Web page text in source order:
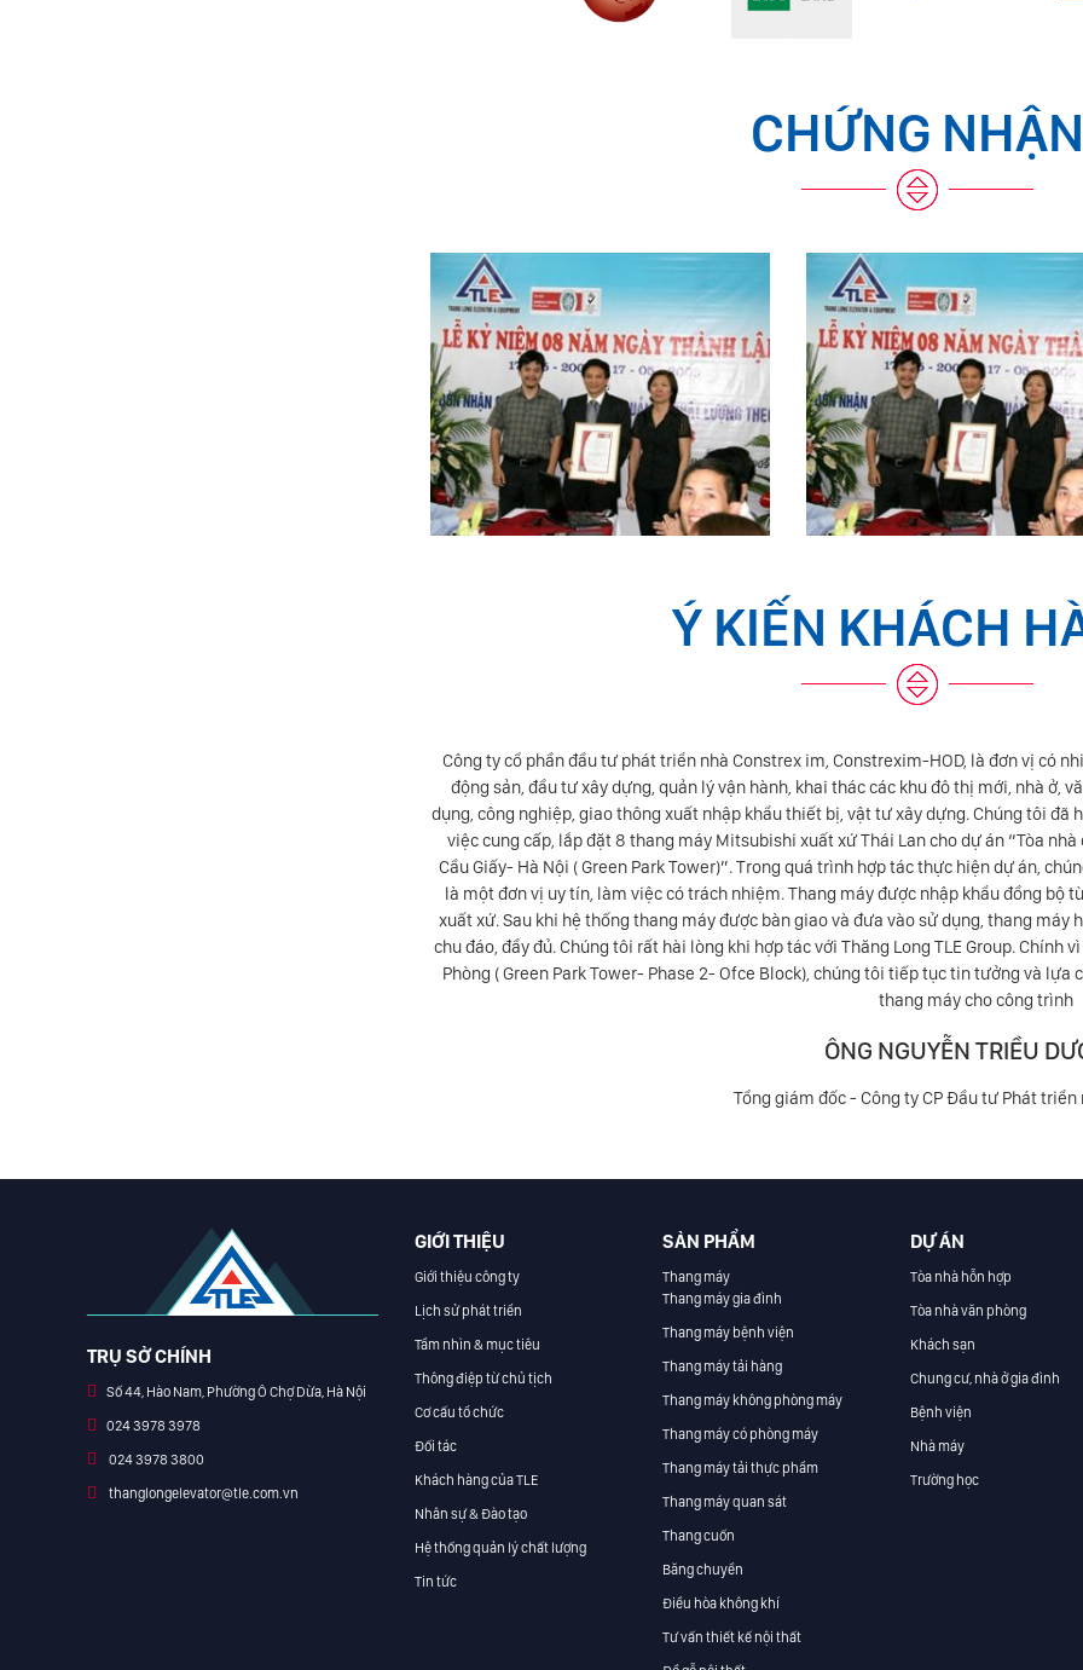
CHỨNG
Ý KIẾN KHÁCH
Công ty cổ phần đầu tư phát triển nhà Constrex im, Constrexim-HOD, là đơn vị có
động sản, đầu tư xây dựng, quản lý vận hành, khai thác các khu đô thị mới, nhà ở,
dụng, công nghiệp, giao thông xuất nhập khẩu thiết bị, vật tư xây dựng. Chúng tôi đã
việc cung cấp, lắp đặt 8 thang máy Mitsubishi xuất xứ Thái Lan cho dự án “Tòa
Cầu Giấy- Hà Nội ( Green Park Tower)”. Trong quá trình hợp tác thực hiện dự án,
là một đơn vị uy tín, làm việc có trách nhiệm. Thang máy được nhập khẩu đồng bộ
xuất xứ. Sau khi hệ thống thang máy được bàn giao và đưa vào sử dụng, thang máy
chu đáo, đầy đủ. Chúng tôi rất hài lòng khi hợp tác với Thăng Long TLE Group. Chính
Phòng ( Green Park Tower- Phase 2- Ofce Block), chúng tôi tiếp tục tin tưởng và lựa
thang máy cho công trình
ÔNG NGUYỄN TRIỀU
Tổng giám đốc - Công ty CP Đầu tư Phát triển
TRỤ SỞ CHÍNH
Số 44, Hào Nam, Phường Ô Chợ Dừa, Hà Nội
024 3978 3978
024 3978 3800
thanglongelevator@tle.com.vn
GIỚI THIỆU
Giới thiệu công ty
Lịch sử phát triển
Tầm nhìn & mục tiêu
Thông điệp từ chủ tịch
Cơ cấu tổ chức
Đối tác
Khách hàng của TLE
Nhân sự & Đào tạo
Hệ thống quản lý chất lượng
Tin tức
SẢN PHẨM
Thang máy
Thang máy gia đình
Thang máy bệnh viện
Thang máy tải hàng
Thang máy không phòng máy
Thang máy có phòng máy
Thang máy tải thực phẩm
Thang máy quan sát
Thang cuốn
Băng chuyền
Điều hòa không khí
Tư vấn thiết kế nội thất
DỰ ÁN
Tòa nhà hỗn hợp
Tòa nhà văn phòng
Khách sạn
Chung cư, nhà ở gia đình
Bệnh viện
Nhà máy
Trường học